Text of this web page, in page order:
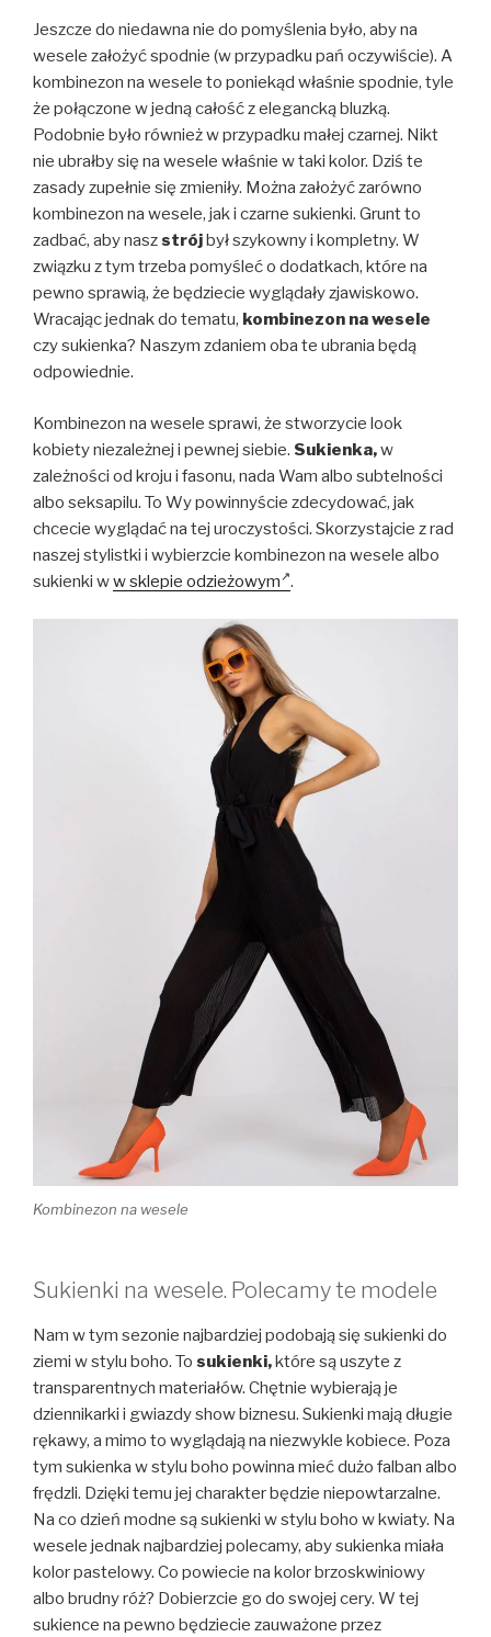
Jeszcze do niedawna nie do pomyślenia było, aby na
wesele założyć spodnie (w przypadku pań oczywiście). A
kombinezon na wesele to poniekąd właśnie spodnie, tyle
że połączone w jedną całość z elegancką bluzką.
Podobnie było również w przypadku małej czarnej. Nikt
nie ubrałby się na wesele właśnie w taki kolor. Dziś te
zasady zupełnie się zmieniły. Można założyć zarówno
kombinezon na wesele, jak i czarne sukienki. Grunt to
zadbać, aby naszstrójbył szykowny i kompletny. W
związku z tym trzeba pomyśleć o dodatkach, które na
pewno sprawią, że będziecie wyglądały zjawiskowo.
Wracając jednak do tematu, kombinezon na wesele
czy sukienka? Naszym zdaniem oba te ubrania będą
odpowiednie.
Kombinezon na wesele sprawi, że stworzycie look
kobiety niezależnej i pewnej siebie. Sukienka,w
zależności od kroju i fasonu, nada Wam albo subtelności
albo seksapilu. To Wy powinnyście zdecydować, jak
chcecie wyglądać na tej uroczystości. Skorzystajcie z rad
naszej stylistki i wybierzcie kombinezon na wesele albo
sukienki ww sklepie odzieżowym .
Kombinezon na wesele
Sukienki na wesele. Polecamy te modele
Nam w tym sezonie najbardziej podobają się sukienki do
ziemi w stylu boho. To sukienki, które są uszyte z
transparentnych materiałów. Chętnie wybierają je
dziennikarki i gwiazdy show biznesu. Sukienki mają długie
rękawy, a mimo to wyglądają na niezwykle kobiece. Poza
tym sukienka w stylu boho powinna mieć dużo falban albo
frędzli. Dzięki temu jej charakter będzie niepowtarzalne.
Na co dzień modne są sukienki w stylu boho w kwiaty. Na
wesele jednak najbardziej polecamy, aby sukienka miała
kolor pastelowy. Co powiecie na kolor brzoskwiniowy
albo brudny róż? Dobierzcie go do swojej cery. W tej
sukience na pewno będziecie zauważone przez